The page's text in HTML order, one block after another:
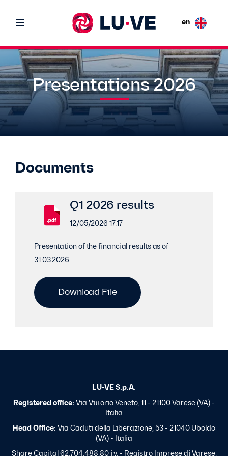
en
Presentations 2026
Documents
Q1 2026 results
12/05/2026 17:17
Presentation of the financial results as of
31.03.2026
Download File
LU-VE S.p.A.
Registered office: Via Vittorio Veneto, 11 - 21100 Varese (VA) -
Italia
Head Office: Via Caduti della Liberazione, 53 - 21040 Uboldo
(VA) - Italia
Share Capital 62.704.488,80 i.v. - Registro Imprese di Varese,